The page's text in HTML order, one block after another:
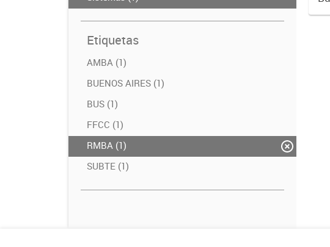
Etiquetas
AMBA (1)
BUENOS AIRES (1)
BUS (1)
FFCC (1)
RMBA (1)
SUBTE (1)